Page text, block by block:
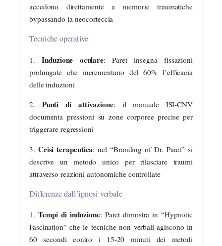
accedono direttamente a memorie traumatiche
bypassando la neocorteccia
Tecniche operative
1.Induzione oculare: Paret insegna fissazioni
prolungate che incrementano del 60% l’efficacia
delle induzioni
2. Punti di attivazione: il manuale ISI-CNV
documenta pressioni su zone corporee precise per
triggerare regressioni
3. Crisi terapeutica: nel “Branding of Dr. Paret” si
descrive un metodo unico per rilasciare traumi
attraverso reazioni autonomiche controllate
Differenze dall’ipnosi verbale
1. Tempi di induzione: Paret dimostra in “Hypnotic
Fascination” che le tecniche non verbali agiscono in
60 secondi contro i 15-20 minuti dei metodi